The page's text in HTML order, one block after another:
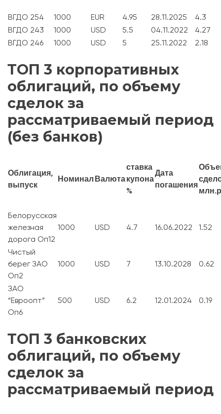
ВГДО 254 1000 EUR 4.95 28.11.2025
4.3
ВГДО 243
1000 USD 5.5 04.11.2022
4.27
ВГДО 246
1000 USD 5 25.11.2022 2.18
ТОП 3 корпоративных
облигаций, по объему
сделок за
рассматриваемый период
(без банков)
Облигация,
выпуск
НоминалВалюта
ставка
купона
%
Дата
погашения
Белорусская
железная
дорога Оп12
1000 USD 4.7 16.06.2022 1.52
Чистый
берег ЗАО
Оп2
1000 USD 7 13.10.2028 0.62
ЗАО
“Евроопт”
Оп6
500 USD 6.2 12.01.2024 0.19
ТОП 3 банковских
облигаций, по объему
сделок за
рассматриваемый период